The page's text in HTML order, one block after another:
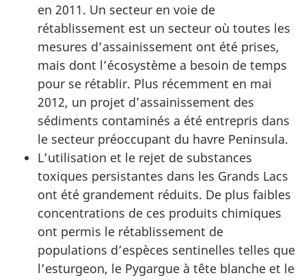
en 2011. Un secteur en voie de
rétablissement est un secteur où toutes les
mesures d’assainissement ont été prises,
mais dont l’écosystème a besoin de temps
pour se rétablir. Plus récemment en mai
2012, un projet d’assainissement des
sédiments contaminés a été entrepris dans
le secteur préoccupant du havre Peninsula.
L’utilisation et le rejet de substances
toxiques persistantes dans les Grands Lacs
ont été grandement réduits. De plus faibles
concentrations de ces produits chimiques
ont permis le rétablissement de
populations d’espèces sentinelles telles que
l’esturgeon, le Pygargue à tête blanche et le